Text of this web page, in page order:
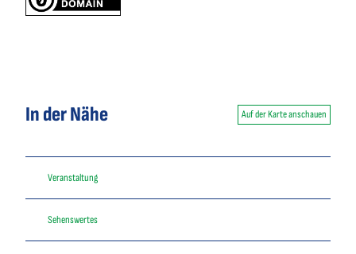
In der Nähe Auf der Karte anschauen
Veranstaltung
Sehenswertes